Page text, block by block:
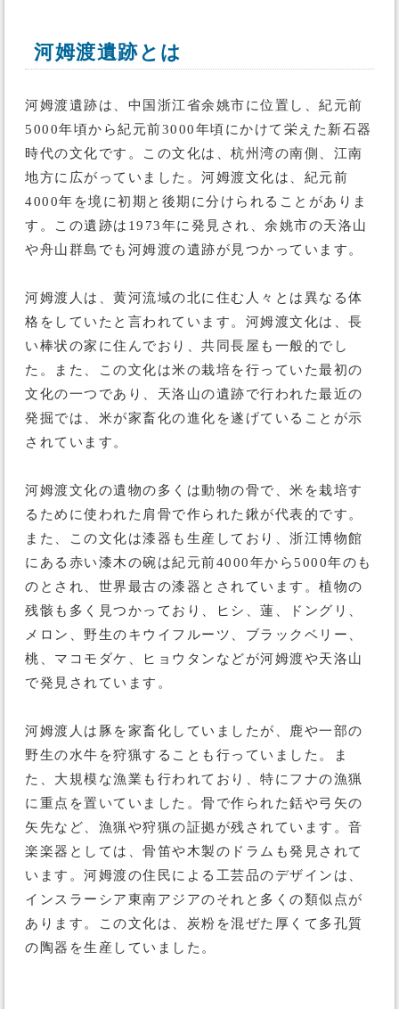
河姆渡遺跡とは
河姆渡遺跡は、中国浙江省余姚市に位置し、紀元前
5000年頃から紀元前3000年頃にかけて栄えた新石器
時代の文化です。この文化は、杭州湾の南側、江南
地方に広がっていました。河姆渡文化は、紀元前
4000年を境に初期と後期に分けられることがありま
す。この遺跡は1973年に発見され、余姚市の天洛山
や舟山群島でも河姆渡の遺跡が見つかっています。
河姆渡人は、黄河流域の北に住む人々とは異なる体
格をしていたと言われています。河姆渡文化は、長
い棒状の家に住んでおり、共同長屋も一般的でし
た。また、この文化は米の栽培を行っていた最初の
文化の一つであり、天洛山の遺跡で行われた最近の
発掘では、米が家畜化の進化を遂げていることが示
されています。
河姆渡文化の遺物の多くは動物の骨で、米を栽培す
るために使われた肩骨で作られた鍬が代表的です。
また、この文化は漆器も生産しており、浙江博物館
にある赤い漆木の碗は紀元前4000年から5000年のも
のとされ、世界最古の漆器とされています。植物の
残骸も多く見つかっており、ヒシ、蓮、ドングリ、
メロン、野生のキウイフルーツ、ブラックベリー、
桃、マコモダケ、ヒョウタンなどが河姆渡や天洛山
で発見されています。
河姆渡人は豚を家畜化していましたが、鹿や一部の
野生の水牛を狩猟することも行っていました。ま
た、大規模な漁業も行われており、特にフナの漁猟
に重点を置いていました。骨で作られた銛や弓矢の
矢先など、漁猟や狩猟の証拠が残されています。音
楽楽器としては、骨笛や木製のドラムも発見されて
います。河姆渡の住民による工芸品のデザインは、
インスラーシア東南アジアのそれと多くの類似点が
あります。この文化は、炭粉を混ぜた厚くて多孔質
の陶器を生産していました。